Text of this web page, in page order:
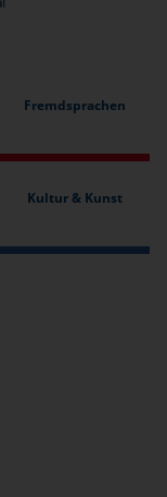
Fremdsprachen
Kultur & Kunst